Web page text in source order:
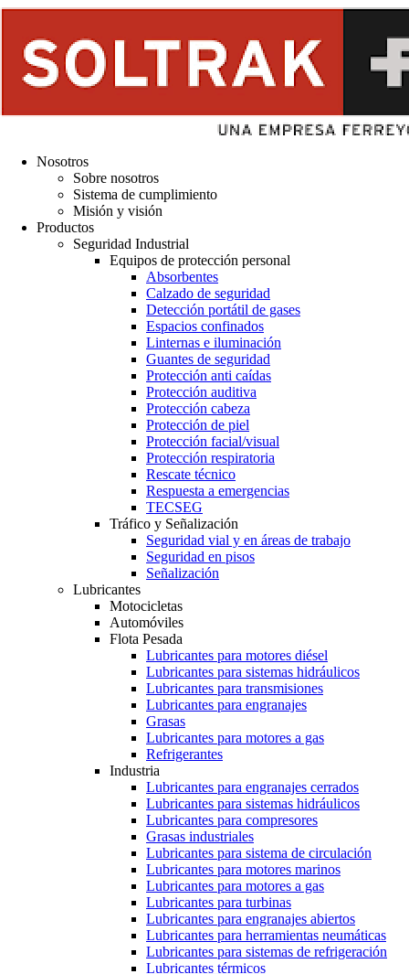
Nosotros
Sobre nosotros
Sistema de cumplimiento
Misión y visión
Productos
Seguridad Industrial
Equipos de protección personal
Absorbentes
Calzado de seguridad
Detección portátil de gases
Espacios confinados
Linternas e iluminación
Guantes de seguridad
Protección anti caídas
Protección auditiva
Protección cabeza
Protección de piel
Protección facial/visual
Protección respiratoria
Rescate técnico
Respuesta a emergencias
TECSEG
Tráfico y Señalización
Seguridad vial y en áreas de trabajo
Seguridad en pisos
Señalización
Lubricantes
Motocicletas
Automóviles
Flota Pesada
Lubricantes para motores diésel
Lubricantes para sistemas hidráulicos
Lubricantes para transmisiones
Lubricantes para engranajes
Grasas
Lubricantes para motores a gas
Refrigerantes
Industria
Lubricantes para engranajes cerrados
Lubricantes para sistemas hidráulicos
Lubricantes para compresores
Grasas industriales
Lubricantes para sistema de circulación
Lubricantes para motores marinos
Lubricantes para motores a gas
Lubricantes para turbinas
Lubricantes para engranajes abiertos
Lubricantes para herramientas neumáticas
Lubricantes para sistemas de refrigeración
Lubricantes térmicos